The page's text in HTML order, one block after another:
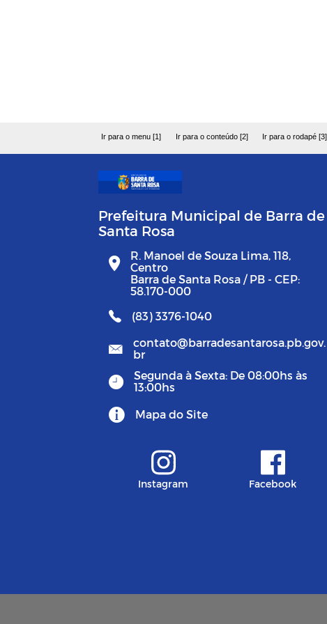
Ir para o menu [1] Ir para o conteúdo [2] Ir para o rodapé [3]
Prefeitura Municipal de Barra de
Santa Rosa
R. Manoel de Souza Lima, 118,
Centro
Barra de Santa Rosa / PB - CEP:
58.170-000
(83) 3376-1040
contato@barradesantarosa.pb.gov.
br
Segunda à Sexta: De 08:00hs às
13:00hs
Mapa do Site
Instagram Facebook